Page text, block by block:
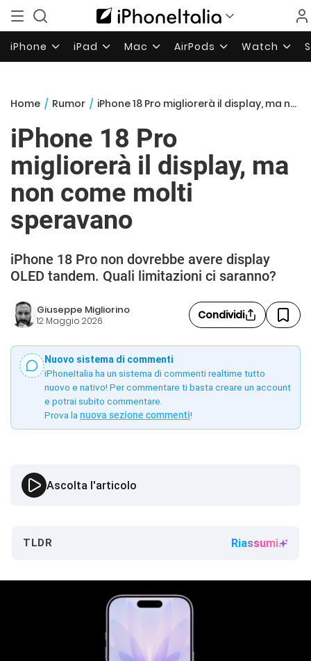
iPhone iPad Mac AirPods Watch
Home / Rumor / iPhone 18 Pro migliorerà il display, ma non come molti speravano
iPhone 18 Pro
migliorerà il display, ma
non come molti
speravano
iPhone 18 Pro non dovrebbe avere display
OLED tandem. Quali limitazioni ci saranno?
Giuseppe Migliorino
12 Maggio 2026 Condividi
Nuovo sistema di commenti
iPhoneItalia ha un sistema di commenti realtime tutto
nuovo e nativo! Per commentare ti basta creare un account
e potrai subito commentare.
Prova la nuova sezione commenti!
Ascolta l'articolo
TLDR Riassumi